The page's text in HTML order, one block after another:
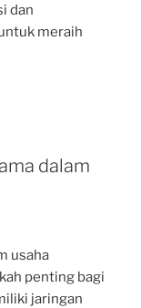
dan
meraih
dalam
usaha
penting bagi
jaringan